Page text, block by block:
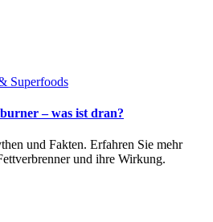
Superfoods
– was ist dran?
und Fakten. Erfahren Sie mehr
und ihre Wirkung.